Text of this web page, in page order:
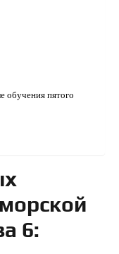
обучения пятого
6: